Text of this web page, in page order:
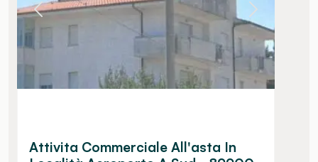
Attivita Commerciale All'asta In